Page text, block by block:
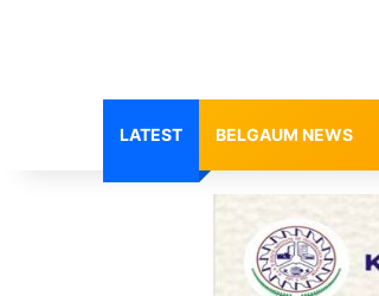
LATEST BELGAUM NEWS